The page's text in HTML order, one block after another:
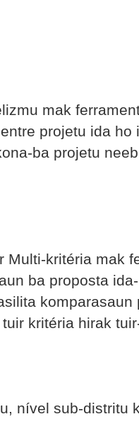
mak
projetu ida
ba projetu
kritéria mak
ba proposta
komparasaun
kritéria hirak
nível sub-distritu